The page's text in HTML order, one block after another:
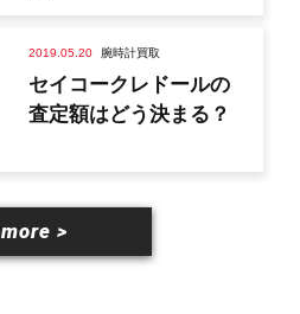
2019.05.20 腕時計買取
セイコークレドールの
査定額はどう決まる？
more >